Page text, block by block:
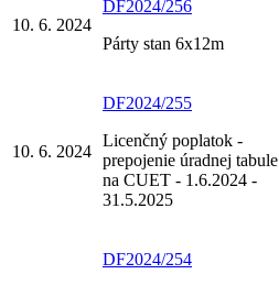
10. 6. 2024
DF2024/256
Párty stan 6x12m
10. 6. 2024
DF2024/255
Licenčný poplatok -
prepojenie úradnej tabule
na CUET - 1.6.2024 -
31.5.2025
DF2024/254